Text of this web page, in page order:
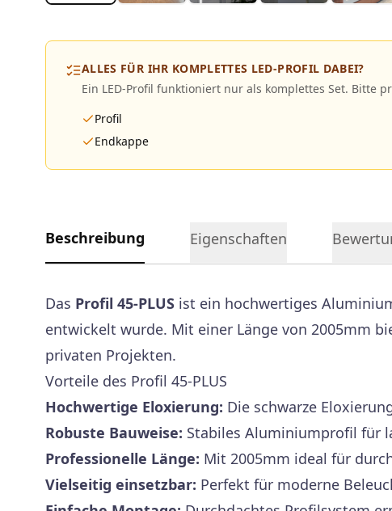
ALLES FÜR IHR KOMPLETTES LED-PROFIL DABEI?
Ein LED-Profil funktioniert nur als komplettes Set. Bitte
Profil
Endkappe
Beschreibung Eigenschaften
Das Profil 45-PLUS ist ein hochwertiges
entwickelt wurde. Mit einer Länge von 2005mm
privaten Projekten.
Vorteile des Profil 45-PLUS
Hochwertige Eloxierung: Die schwarze
Robuste Bauweise: Stabiles Aluminiumprofil für
Professionelle Länge: Mit 2005mm ideal für
Vielseitig einsetzbar: Perfekt für moderne